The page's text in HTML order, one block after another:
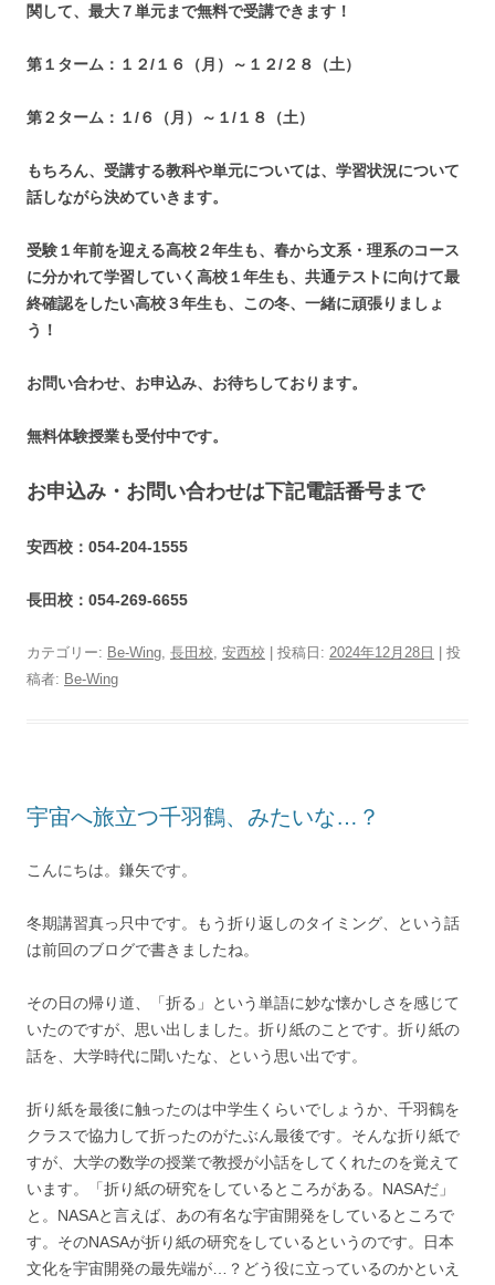
関して、最大７単元まで無料で受講できます！
第１ターム：１２/１６（月）～１２/２８（土）
第２ターム：１/６（月）～１/１８（土）
もちろん、受講する教科や単元については、学習状況について
話しながら決めていきます。
受験１年前を迎える高校２年生も、春から文系・理系のコース
に分かれて学習していく高校１年生も、共通テストに向けて最
終確認をしたい高校３年生も、この冬、一緒に頑張りましょ
う！
お問い合わせ、お申込み、お待ちしております。
無料体験授業も受付中です。
お申込み・お問い合わせは下記電話番号まで
安西校：054-204-1555
長田校：054-269-6655
カテゴリー: Be-Wing 長田校 安西校 | 投稿日: 2024年12月28日 | 投
稿者: Be-Wing
宇宙へ旅立つ千羽鶴、みたいな…？
こんにちは。鎌矢です。
冬期講習真っ只中です。もう折り返しのタイミング、という話
は前回のブログで書きましたね。
その日の帰り道、「折る」という単語に妙な懐かしさを感じて
いたのですが、思い出しました。折り紙のことです。折り紙の
話を、大学時代に聞いたな、という思い出です。
折り紙を最後に触ったのは中学生くらいでしょうか、千羽鶴を
クラスで協力して折ったのがたぶん最後です。そんな折り紙で
すが、大学の数学の授業で教授が小話をしてくれたのを覚えて
います。「折り紙の研究をしているところがある。NASAだ」
と。NASAと言えば、あの有名な宇宙開発をしているところで
す。そのNASAが折り紙の研究をしているというのです。日本
文化を宇宙開発の最先端が…？どう役に立っているのかといえ